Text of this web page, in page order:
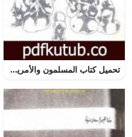
تحميل كتاب المسلمون والأمريكان في عصر جديد PDF تأليف محمد الجوادي مجانا [كامل]